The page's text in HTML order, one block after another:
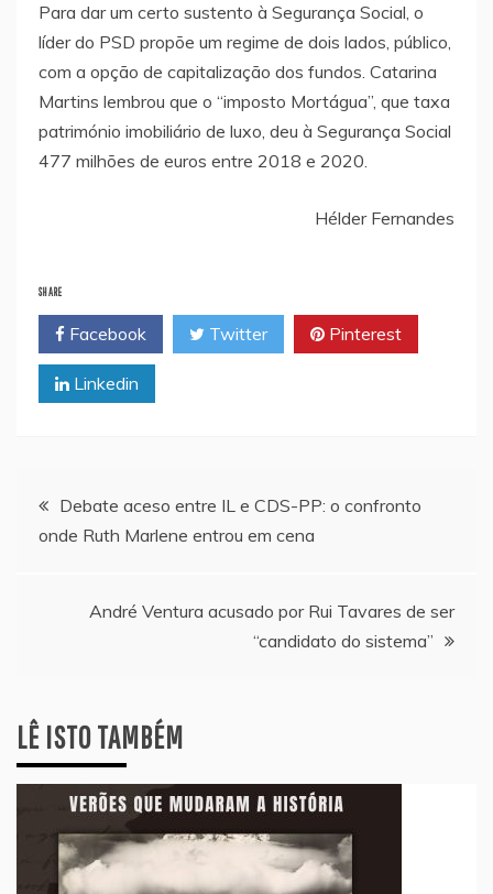
Para dar um certo sustento à Segurança Social, o
líder do PSD propõe um regime de dois lados, público,
com a opção de capitalização dos fundos. Catarina
Martins lembrou que o “imposto Mortágua”, que taxa
património imobiliário de luxo, deu à Segurança Social
477 milhões de euros entre 2018 e 2020.
Hélder Fernandes
SHARE
Facebook Twitter Pinterest
Linkedin
Navegação
artigos
Debate aceso entre IL e CDS-PP: o confronto
onde Ruth Marlene entrou em cena
André Ventura acusado por Rui Tavares de ser
“candidato do sistema”
LÊ ISTO TAMBÉM